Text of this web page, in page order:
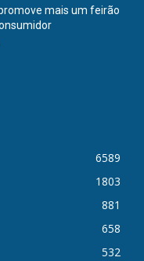
mais um feirão
6589
1803
881
658
532